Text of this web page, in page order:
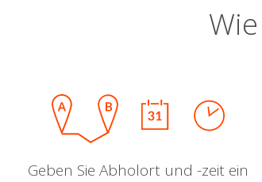
Geben Sie Abholort und -zeit ein